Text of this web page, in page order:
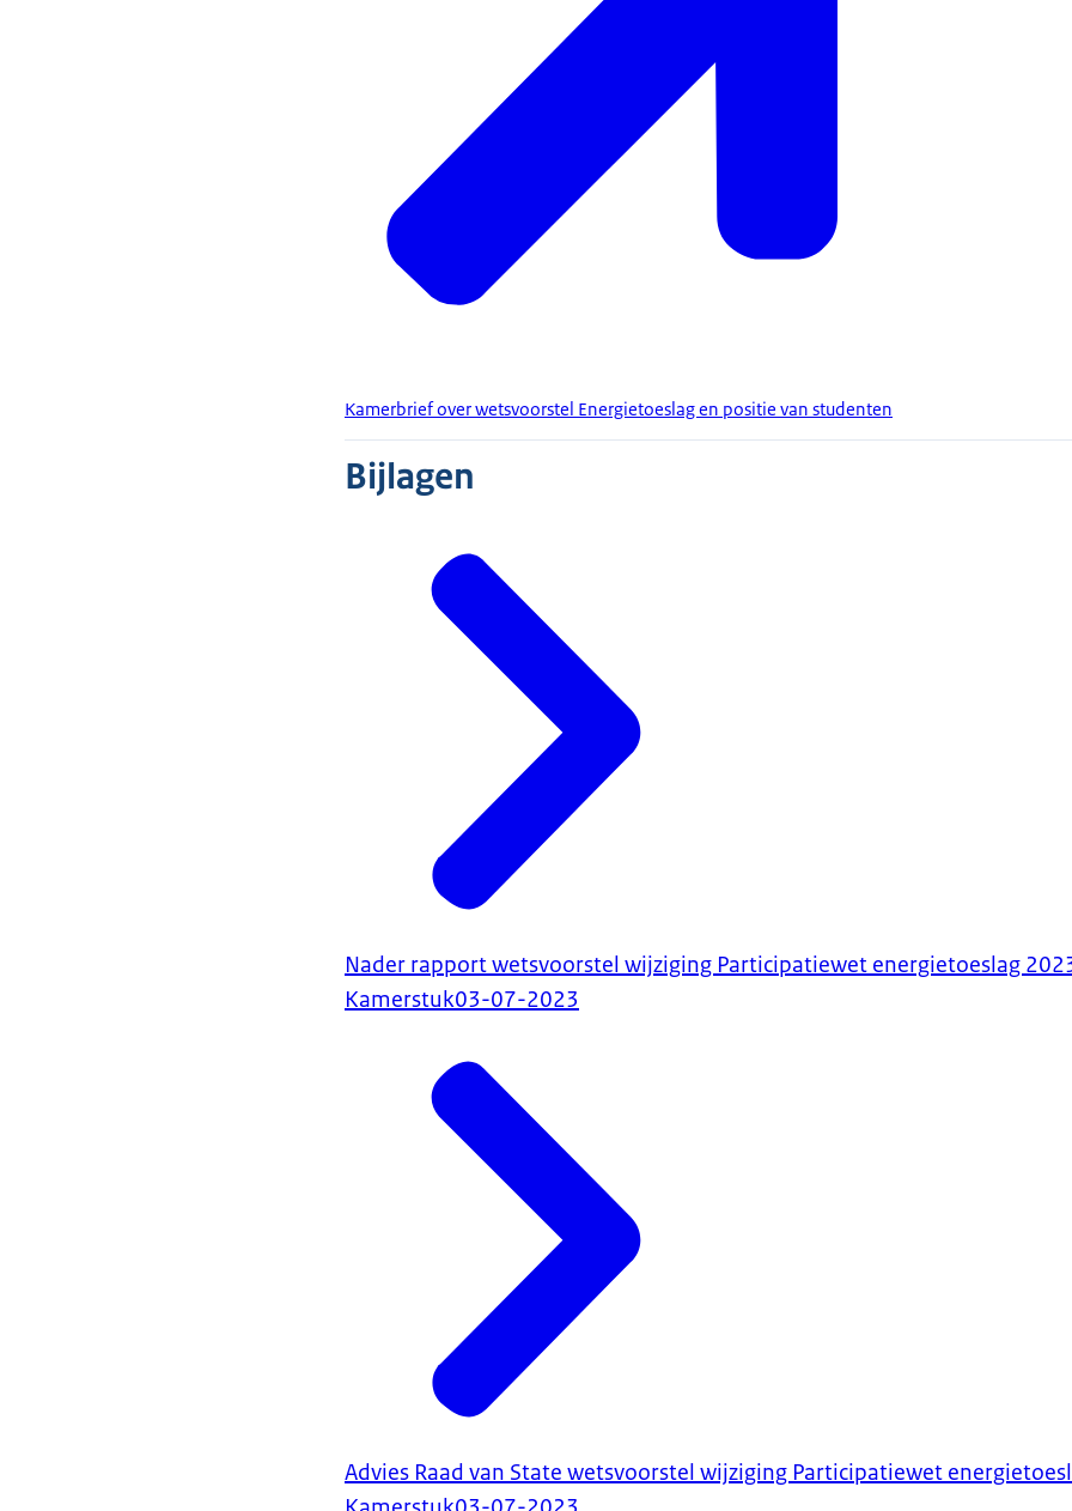
Kamerbrief over wetsvoorstel Energietoeslag en positie van studenten
Bijlagen
Nader rapport wetsvoorstel wijziging Participatiewet energietoeslag
Kamerstuk03-07-2023
Advies Raad van State wetsvoorstel wijziging Participatiewet